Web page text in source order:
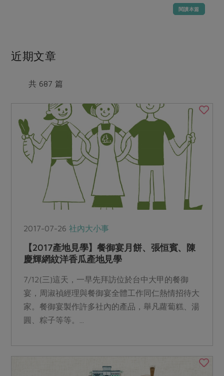
日用品
優惠專區
素食專區
樂齡友善
年菜食譜
養身食補
高麗菜海鮮煎餅
綠主張月刊
典藏閱覽室
媒體報導
下載專區
地區活動
社務會議 地區活動
閱讀本篇
近期文章
共 687 篇
2017-07-26社內大小事
【2017產地見學】餐御宴月餅、張恒賓、陳
慶輝網紋洋香瓜產地見學
7/12(三)這天，一早先拜訪位於台中大甲的餐御
宴，周淑禎經理與餐御宴全體工作同仁熱情招待大
家。餐御宴製作許多社內的產品，舉凡蘿蔔糕、湯
圓、粽子等等。...